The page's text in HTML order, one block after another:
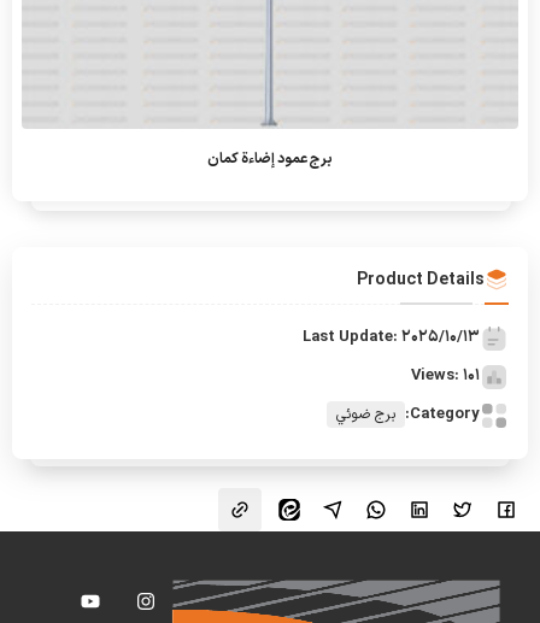
برج عمود إضاءة كمان
Product Details
Last Update: 2025/10/13
Views: 101
Category:
برج ضوئي